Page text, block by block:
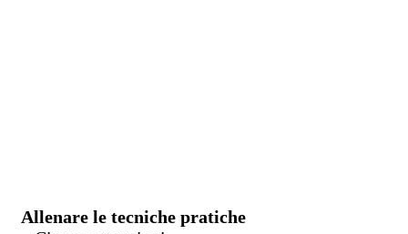
Allenare le tecniche pratiche